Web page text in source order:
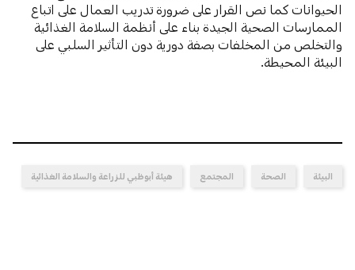
الحيوانات كما نص القرار على ضرورة تدريب العمال على اتباع
الممارسات الصحية الجيدة بناء على أنظمة السلامة الغذائية
والتخلص من المخلفات بصفة دورية دون التأثير السلبي على
البيئة المحيطة.
البيئة الصحة المجتمع هيئة أبوظبي للزراعة والسلامة الغذائية